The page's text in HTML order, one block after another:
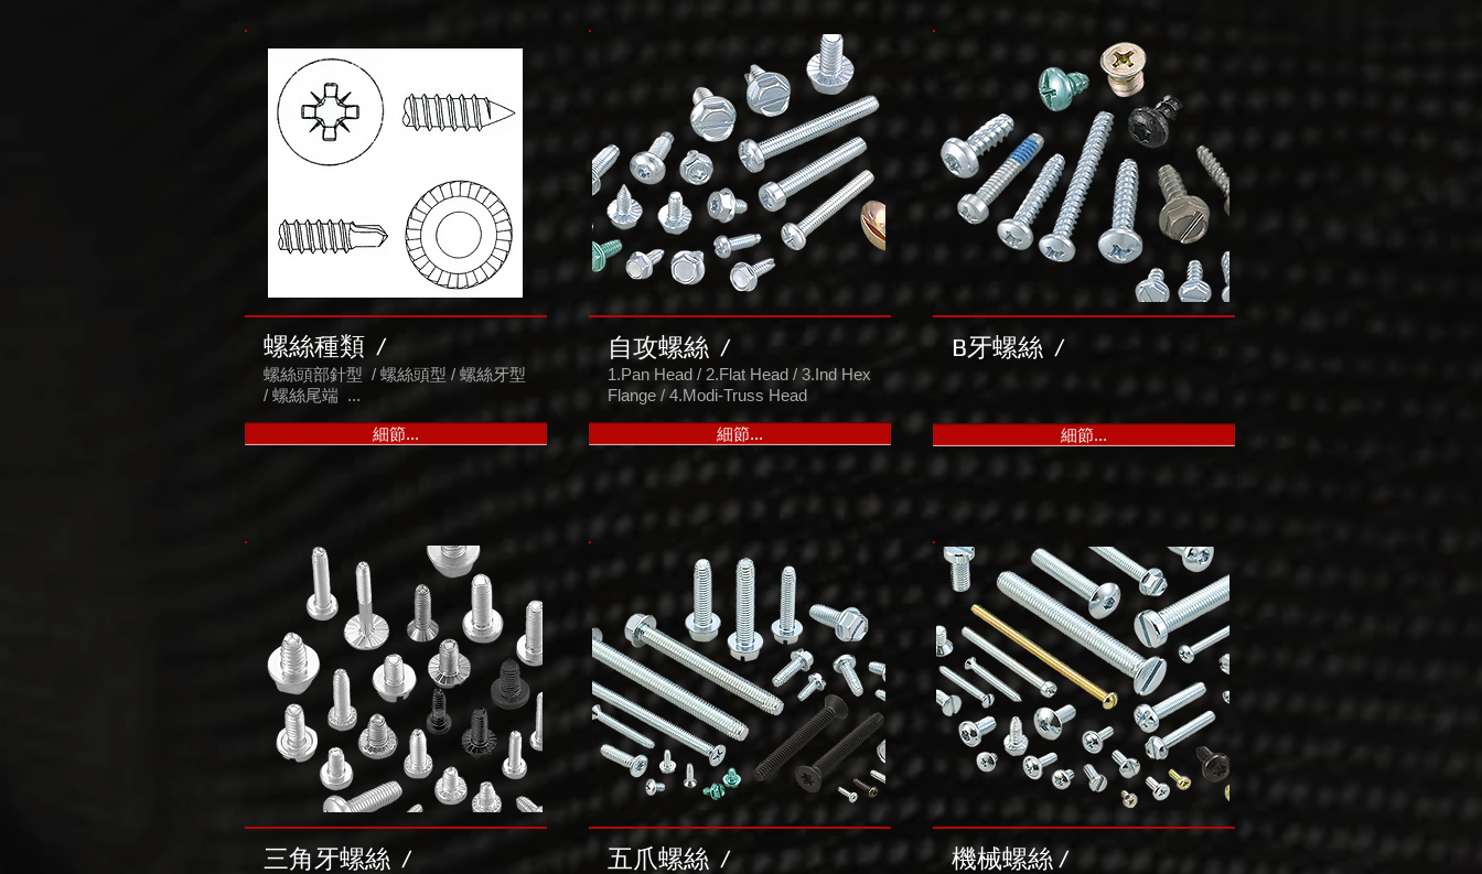
螺絲種類 /
螺絲頭部針型 / 螺絲頭型 / 螺絲牙型
/ 螺絲尾端 ...
細節...
自攻螺絲 /
1.Pan Head / 2.Flat Head / 3.Ind Hex
Flange / 4.Modi-Truss Head
細節...
B牙螺絲/
細節...
三角牙螺絲 / 五爪螺絲/ 機械螺絲 /